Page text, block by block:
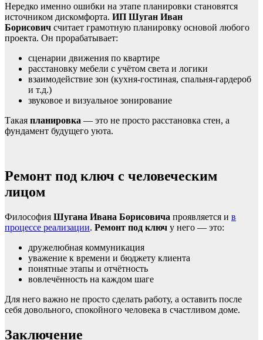
Нередко именно ошибки на этапе планировки становятся
источником дискомфорта. ИП Шуган Иван
Борисович считает грамотную планировку основой любого
проекта. Он прорабатывает:
сценарии движения по квартире
расстановку мебели с учётом света и логики
взаимодействие зон (кухня-гостиная, спальня-гардероб
и т.д.)
звуковое и визуальное зонирование
Такая планировка — это не просто расстановка стен, а
фундамент будущего уюта.
Ремонт под ключ с человеческим
лицом
Философия Шугана Ивана Борисовича проявляется и в
процессе реализации. Ремонт под ключ у него — это:
дружелюбная коммуникация
уважение к времени и бюджету клиента
понятные этапы и отчётность
вовлечённость на каждом шаге
Для него важно не просто сделать работу, а оставить после
себя довольного, спокойного человека в счастливом доме.
Заключение